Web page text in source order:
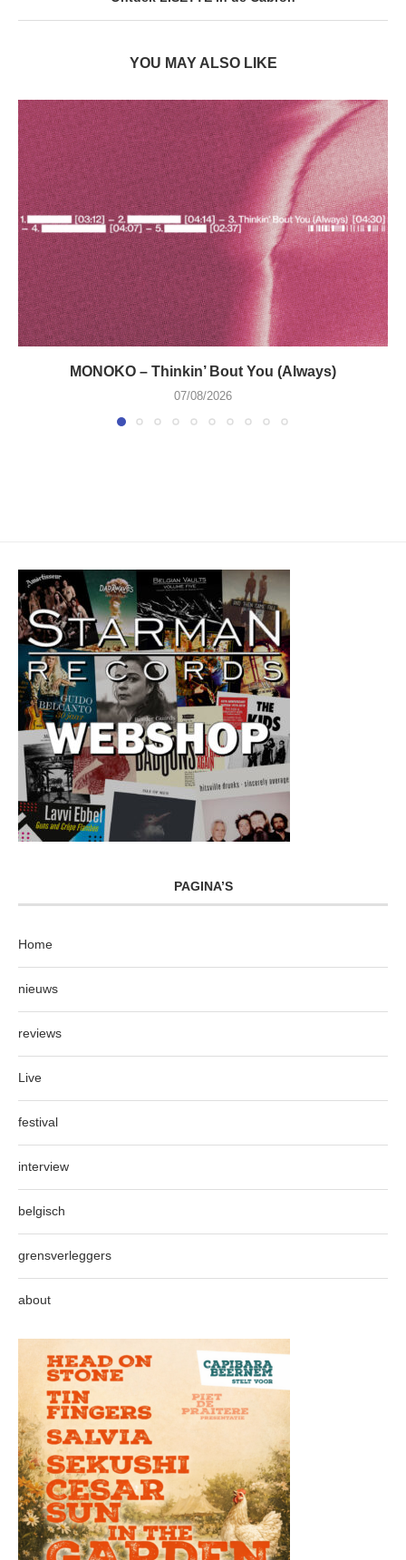
YOU MAY ALSO LIKE
MONOKO – Thinkin’ Bout You (Always)
07/08/2026
PAGINA’S
Home
nieuws
reviews
Live
festival
interview
belgisch
grensverleggers
about